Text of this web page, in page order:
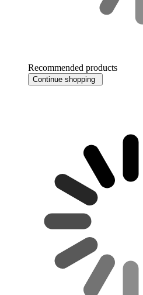
Recommended products
Continue shopping